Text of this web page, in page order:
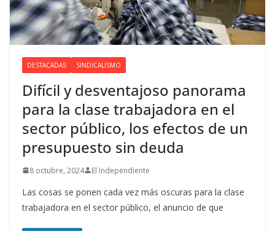
DESTACADAS SINDICALISMO
Difícil y desventajoso panorama
para la clase trabajadora en el
sector público, los efectos de un
presupuesto sin deuda
8 octubre, 2024 El Independiente
Las cosas se ponen cada vez más oscuras para la clase
trabajadora en el sector público, el anuncio de que